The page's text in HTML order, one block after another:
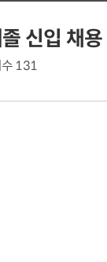
신입 채용
131